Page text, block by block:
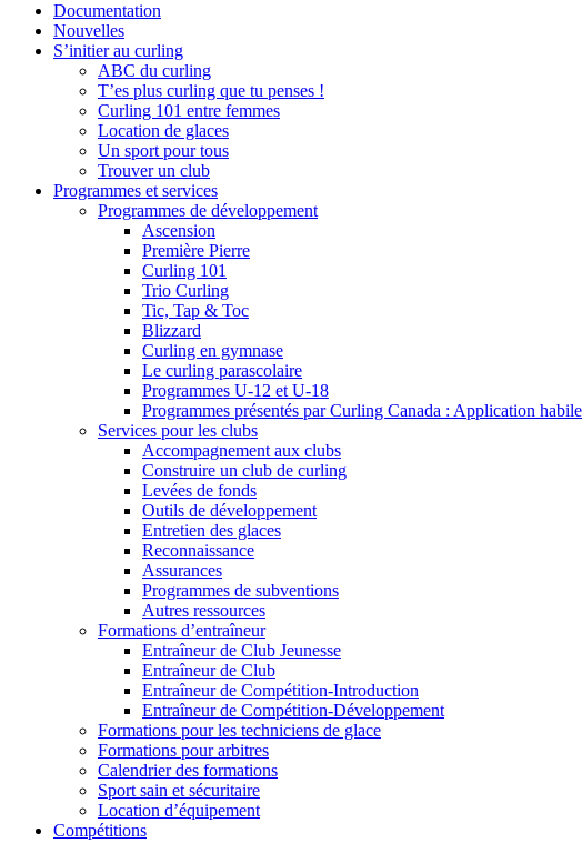
Documentation
Nouvelles
S’initier au curling
ABC du curling
T’es plus curling que tu penses !
Curling 101 entre femmes
Location de glaces
Un sport pour tous
Trouver un club
Programmes et services
Programmes de développement
Ascension
Première Pierre
Curling 101
Trio Curling
Tic, Tap & Toc
Blizzard
Curling en gymnase
Le curling parascolaire
Programmes U-12 et U-18
Programmes présentés par Curling Canada : Application
Services pour les clubs
Accompagnement aux clubs
Construire un club de curling
Levées de fonds
Outils de développement
Entretien des glaces
Reconnaissance
Assurances
Programmes de subventions
Autres ressources
Formations d’entraîneur
Entraîneur de Club Jeunesse
Entraîneur de Club
Entraîneur de Compétition-Introduction
Entraîneur de Compétition-Développement
Formations pour les techniciens de glace
Formations pour arbitres
Calendrier des formations
Sport sain et sécuritaire
Location d’équipement
Compétitions